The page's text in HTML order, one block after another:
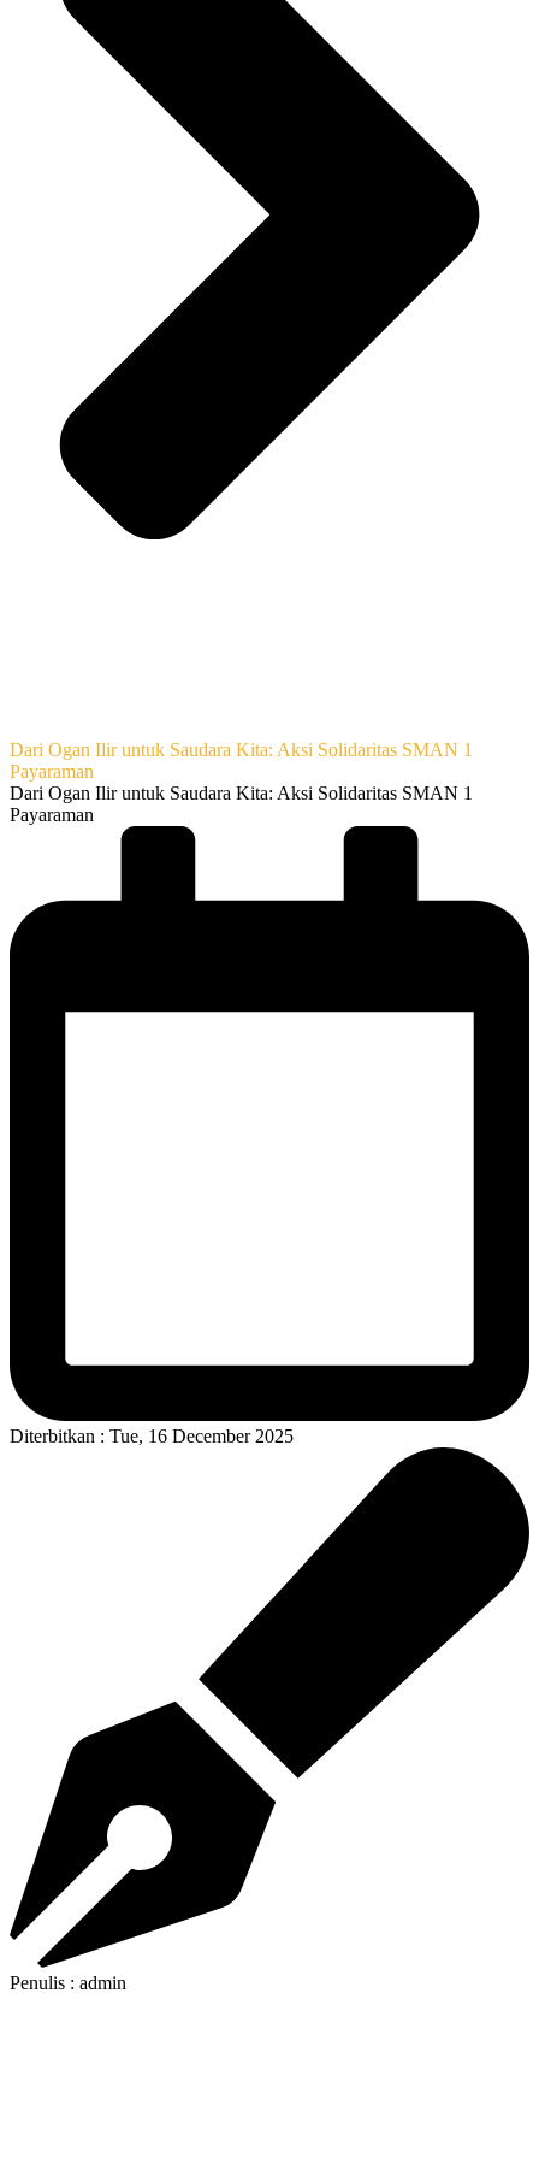
Dari Ogan Ilir untuk Saudara Kita: Aksi Solidaritas SMAN 1
Payaraman
Dari Ogan Ilir untuk Saudara Kita: Aksi Solidaritas SMAN 1
Payaraman
Diterbitkan : Tue, 16 December 2025
Penulis : admin